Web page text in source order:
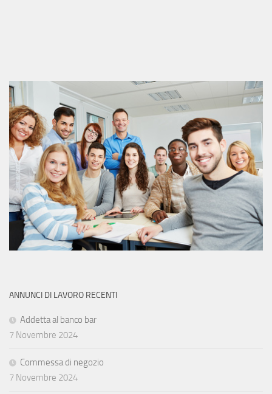
ANNUNCI DI LAVORO RECENTI
Addetta al banco bar
7 Novembre 2024
Commessa di negozio
7 Novembre 2024